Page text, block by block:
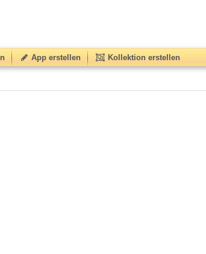
App erstellen Kollektion erstellen